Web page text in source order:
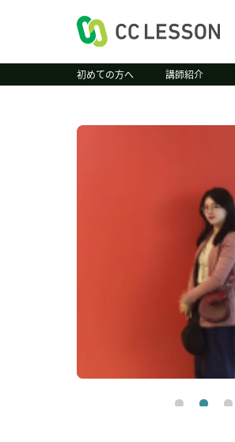
初めての方へ 講師紹介